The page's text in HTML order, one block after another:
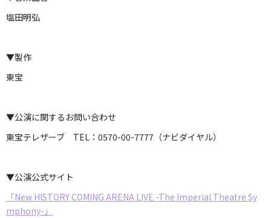
塩田明弘
▼製作
東宝
▼公演に関するお問い合わせ
東宝テレザーブ TEL：0570-00-7777（ナビダイヤル）
▼公演公式サイト
「New HISTORY COMING ARENA LIVE -The Imperial Theatre Sy
mphony-」